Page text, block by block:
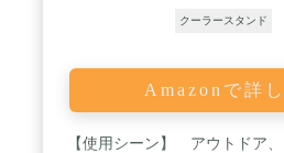
クーラースタンド
Amazonで詳
【使用シーン】 アウトドア